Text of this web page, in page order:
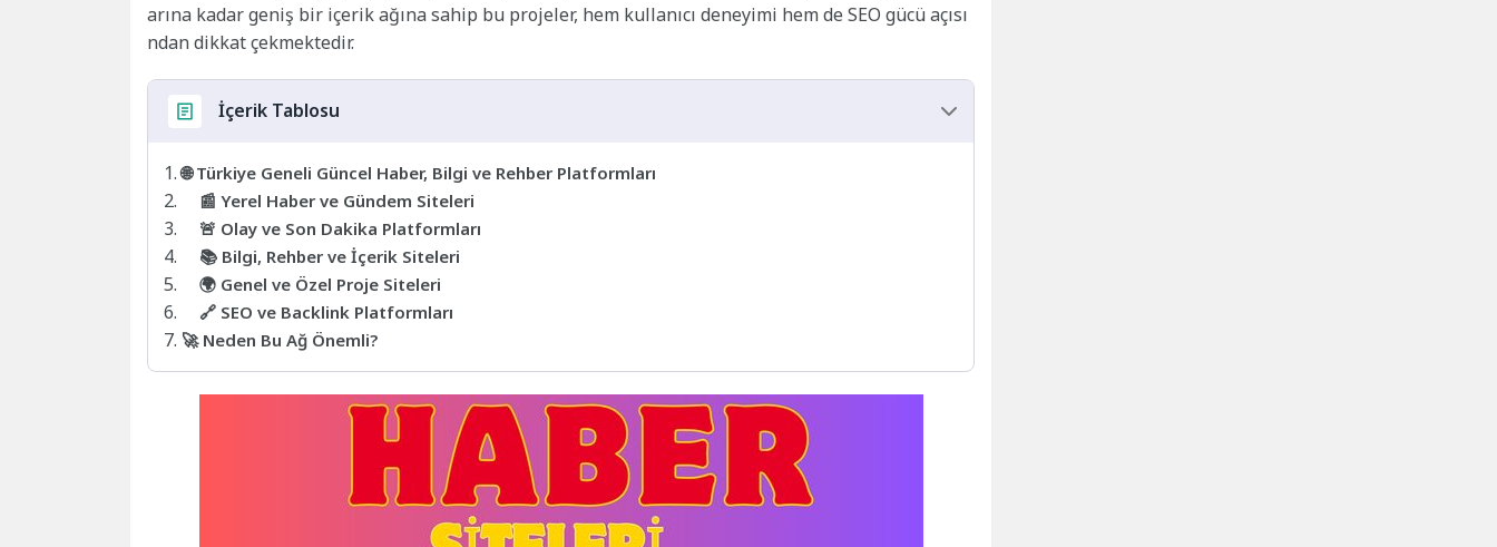
arına kadar geniş bir içerik ağına sahip bu projeler, hem kullanıcı deneyimi hem de SEO gücü açısı
ndan dikkat çekmektedir.
İçerik Tablosu
🌐 Türkiye Geneli Güncel Haber, Bilgi ve Rehber Platformları
📰 Yerel Haber ve Gündem Siteleri
🚨 Olay ve Son Dakika Platformları
📚 Bilgi, Rehber ve İçerik Siteleri
🌍 Genel ve Özel Proje Siteleri
🔗 SEO ve Backlink Platformları
🚀 Neden Bu Ağ Önemli?